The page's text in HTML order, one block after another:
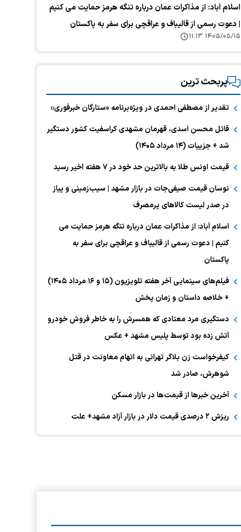
اسلام آباد: از مذاکرات عمان درباره تنگه هرمز حمایت می کنیم
| دعوت رسمی از قالیباف و عراقچی برای سفر به پاکستان
۱۴۰۵/۰۵/۱۵ ۱۱:۱۳
پربحث ترین
تقدیر از مصطفی احمدی در ویژه‌برنامه «ستارگان خبرفوری»
قاتل محسن اسدی، قهرمان مشهدی کراسفیت کشور دستگیر
شد + جزییات (۱۴ مرداد ۱۴۰۵)
قیمت اونس طلا به بالاترین حد خود در ۷ هفته اخیر رسید
نوسان قیمت صیفی‌جات در بازار مشهد | سیب‌زمینی و پیاز
در صدر لیست کالا‌های پرمصرف
اسلام آباد: از مذاکرات عمان درباره تنگه هرمز حمایت می
کنیم | دعوت رسمی از قالیباف و عراقچی برای سفر به
پاکستان
فیلم‌های سینمایی آخر هفته تلویزیون (۱۵ و ۱۶ مرداد ۱۴۰۵)
+ خلاصه داستان و زمان پخش
دستگیری مرد معتادی که همسرش را به خاطر فروش خودرو
آتش زده بود توسط پلیس مشهد + عکس
کیفرخواست زن بلاگر تهرانی به اتهام معاونت در قتل
شوهرش، صادر شد
آخرین خبر‌ها از قیمت‌ها در بازار مسکن
ریزش ۲ درصدی قیمت دلار در بازار آزاد مشهد+ علت